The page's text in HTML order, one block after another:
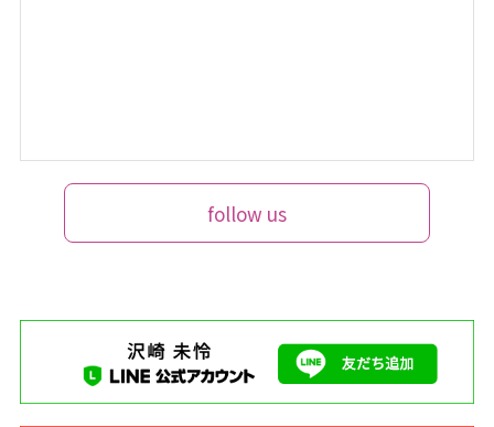
follow us